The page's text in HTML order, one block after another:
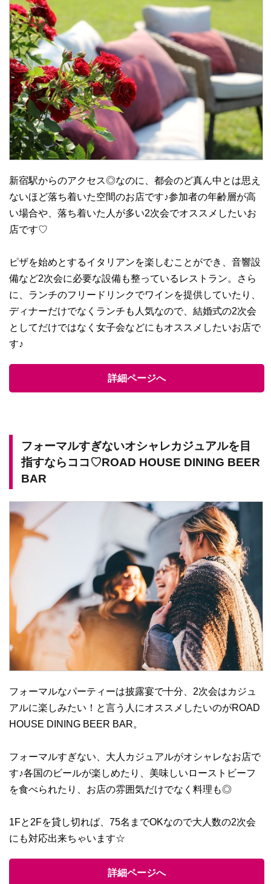
新宿駅からのアクセス◎なのに、都会のど真ん中とは思え
ないほど落ち着いた空間のお店です♪参加者の年齢層が高
い場合や、落ち着いた人が多い2次会でオススメしたいお
店です♡
ピザを始めとするイタリアンを楽しむことができ、音響設
備など2次会に必要な設備も整っているレストラン。さら
に、ランチのフリードリンクでワインを提供していたり、
ディナーだけでなくランチも人気なので、結婚式の2次会
としてだけではなく女子会などにもオススメしたいお店で
す♪
詳細ページへ
フォーマルすぎないオシャレカジュアルを目
指すならココ♡ROAD HOUSE DINING BEER
BAR
フォーマルなパーティーは披露宴で十分、2次会はカジュ
アルに楽しみたい！と言う人にオススメしたいのがROAD
HOUSE DINING BEER BAR。
フォーマルすぎない、大人カジュアルがオシャレなお店で
す♪各国のビールが楽しめたり、美味しいローストビーフ
を食べられたり、お店の雰囲気だけでなく料理も◎
1Fと2Fを貸し切れば、75名までOKなので大人数の2次会
にも対応出来ちゃいます☆
詳細ページへ